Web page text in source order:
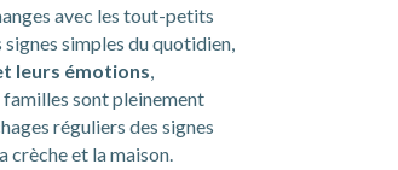
avec les tout-petits
simples du quotidien,
leurs émotions
sont pleinement
réguliers des signes
crèche et la maison.